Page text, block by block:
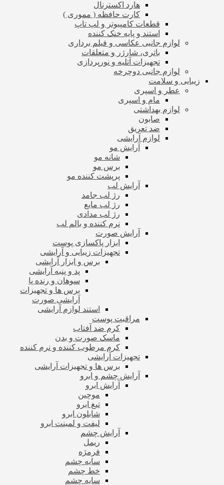
هارد اکسترنال
کارت حافظه ( مموری )
قطعات کامپیوتر و لپ تاپ
استند و پایه خنک کننده
لوازم جانبی عکاسی و فیلم برداری
باتری، شارژر و متعلقات
تجهیزات آتلیه و نورپردازی
لوازم جانبی دوچرخه
زیبایی و سلامت
عطر و اسپری
مام و اسپری
لوازم بهداشتی
صابون
ضد تعریق
لوازم آرایشی
آرایش مو
شانه مو
برس مو
پرپشت کننده مو
آرایش لب
رژ لب جامد
رژ لب مایع
رژ لب مدادی
نرم کننده و بالم لب
آرایش صورت
ابزار پاکسازی پوست
تجهیزات زیبایی و آرایشی
برس و ابزار آرایشی
پد و پنبه آرایشی
سوهان و رنده پا
برس ها و تجهیزات
آرایشی صورت
استند لوازم آرایشی
مراقبت پوست
کرم ضد آفتاب
ماسک صورت و بدن
کرم مرطوب کننده و نرم کننده
تجهیزات آرایشی
برس ها و تجهیزات آرایشی
آرایش چشم و ابرو
آرایش ابرو
موچین
تیغ ابرو
شابلون ابرو
لیفت و لمینت ابرو
آرایش چشم
ریمل
فرمژه
سایه چشم
خط چشم
سایه چشم